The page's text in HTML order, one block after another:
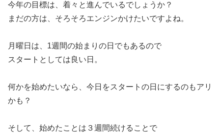
今年の目標は、着々と進んでいるでしょうか？
まだの方は、そろそろエンジンかけたいですよね。
月曜日は、1週間の始まりの日でもあるので
スタートとしては良い日。
何かを始めたいなら、今日をスタートの日にするのもアリ
かも？
そして、始めたことは３週間続けることで